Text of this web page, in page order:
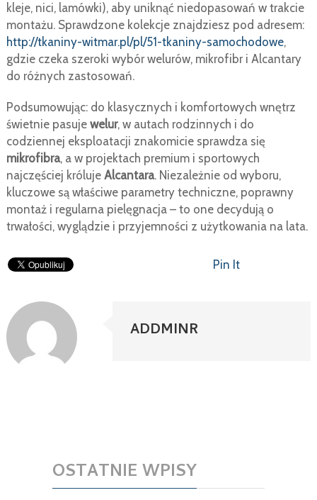
kleje, nici, lamówki), aby uniknąć niedopasowań w trakcie
montażu. Sprawdzone kolekcje znajdziesz pod adresem:
http://tkaniny-witmar.pl/pl/51-tkaniny-samochodowe,
gdzie czeka szeroki wybór welurów, mikrofibr i Alcantary
do różnych zastosowań.
Podsumowując: do klasycznych i komfortowych wnętrz
świetnie pasuje welur, w autach rodzinnych i do
codziennej eksploatacji znakomicie sprawdza się
mikrofibra, a w projektach premium i sportowych
najczęściej króluje Alcantara. Niezależnie od wyboru,
kluczowe są właściwe parametry techniczne, poprawny
montaż i regularna pielęgnacja – to one decydują o
trwałości, wyglądzie i przyjemności z użytkowania na lata.
Pin It
ADDMINR
OSTATNIE WPISY